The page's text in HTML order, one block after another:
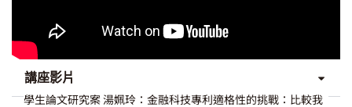
講座影片
學生論文研究案 湯姵玲：金融科技專利適格性的挑戰：比較我